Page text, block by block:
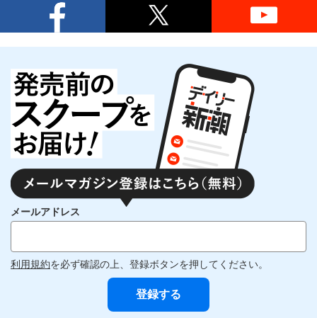
メールアドレス
利用規約を必ず確認の上、登録ボタンを押してください。